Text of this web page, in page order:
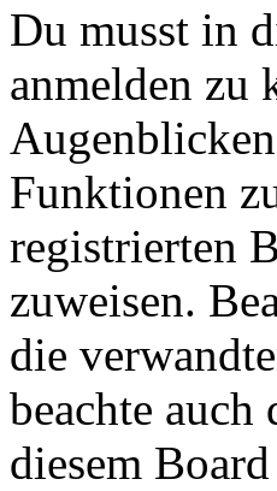
Du musst in
anmelden zu
Funktionen
registrierten
zuweisen.
die
beachte
diesem